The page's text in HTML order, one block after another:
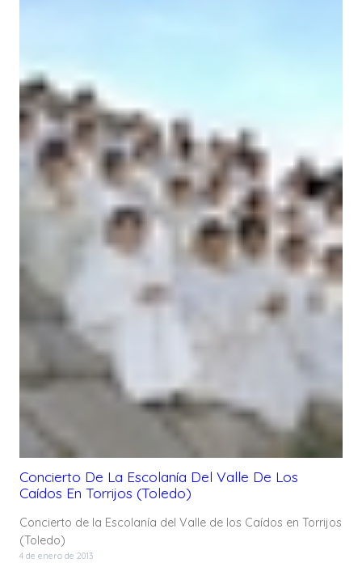
Concierto De La Escolanía Del Valle De Los
Caídos En Torrijos (Toledo)
Concierto de la Escolanía del Valle de los Caídos en Torrijos
(Toledo)
4 de enero de 2013